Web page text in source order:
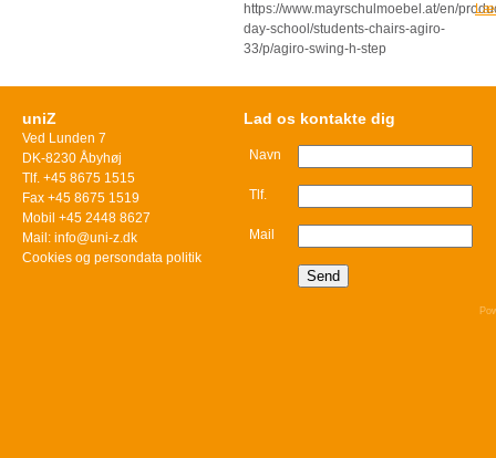
https://www.mayrschulmoebel.at/en/
day-school/students-chairs-agiro-
33/p/agiro-swing-h-step
uniZ
Ved Lunden 7
DK-8230 Åbyhøj
Tlf. +45 8675 1515
Fax +45 8675 1519
Mobil +45 2448 8627
Mail: info@uni-z.dk
Cookies og persondata politik
Lad os kontakte dig
Navn
Tlf.
Mail